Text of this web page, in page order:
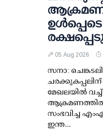
05 Aug 2026
സനാ:
മേഖലയില്‍
സംഭവിച്ച
ഇന്ത...